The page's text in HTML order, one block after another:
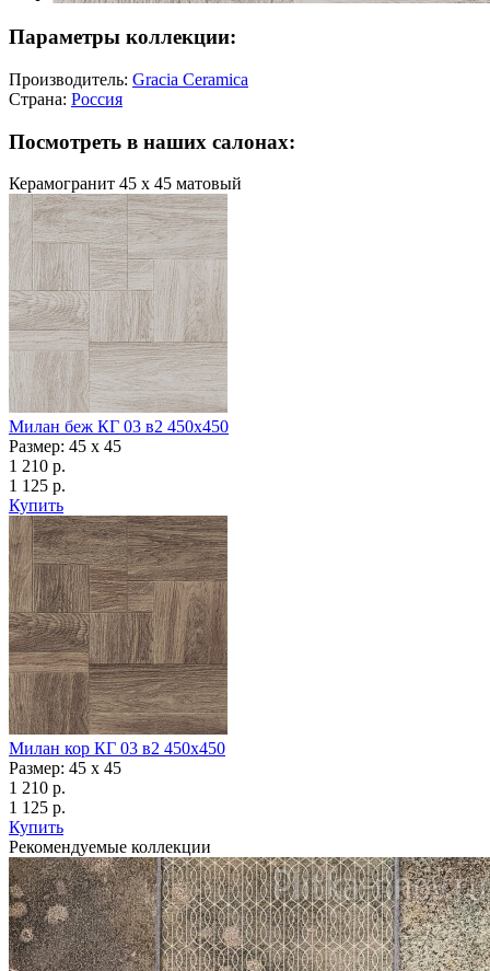
Параметры коллекции:
Производитель: Gracia Ceramica
Страна: Россия
Посмотреть в наших салонах:
Керамогранит 45 х 45 матовый
Милан беж КГ 03 в2 450х450
Размер: 45 x 45
1 210 р.
1 125 р.
Купить
Милан кор КГ 03 в2 450х450
Размер: 45 x 45
1 210 р.
1 125 р.
Купить
Рекомендуемые коллекции